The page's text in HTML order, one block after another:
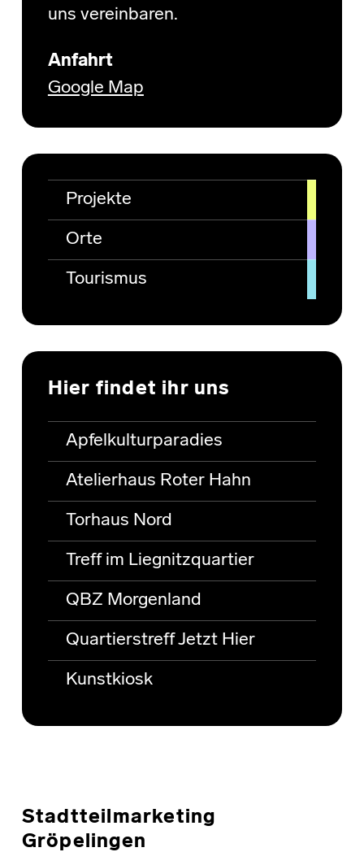
uns vereinbaren.
Anfahrt
Google Map
Projekte
Orte
Tourismus
Hier findet ihr uns
Apfelkulturparadies
Atelierhaus Roter Hahn
Torhaus Nord
Treff im Liegnitzquartier
QBZ Morgenland
Quartierstreff Jetzt Hier
Kunstkiosk
Stadtteilmarketing
Gröpelingen